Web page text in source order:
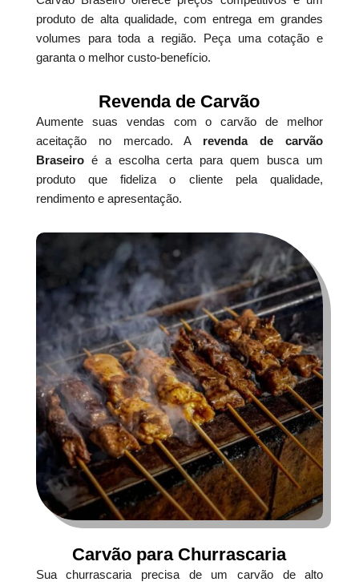
produto de alta qualidade, com entrega em grandes
volumes para toda a região. Peça uma cotação e
garanta o melhor custo-benefício.
Revenda de Carvão
Aumente suas vendas com o carvão de melhor
aceitação no mercado. A revenda de carvão
Braseiroé a escolha certa para quem busca um
produto que fideliza o cliente pela qualidade,
rendimento e apresentação.
Carvão para Churrascaria
Sua churrascaria precisa de um carvão de alto